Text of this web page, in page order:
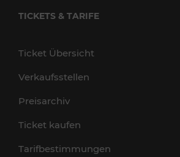
TICKETS & TARIFE
Ticket Übersicht
Verkaufsstellen
Preisarchiv
Ticket kaufen
Tarifbestimmungen